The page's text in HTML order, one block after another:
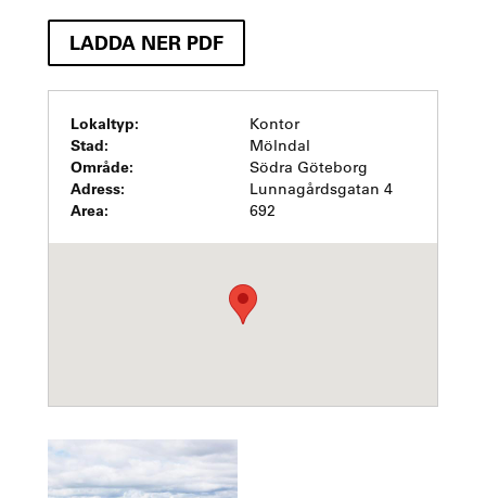
LADDA NER PDF
Lokaltyp: Kontor
Stad: Mölndal
Område: Södra Göteborg
Adress: Lunnagårdsgatan 4
Area: 692